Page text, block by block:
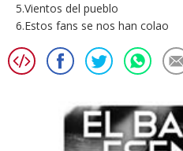
5.Vientos del pueblo
6.Estos fans se nos han colao